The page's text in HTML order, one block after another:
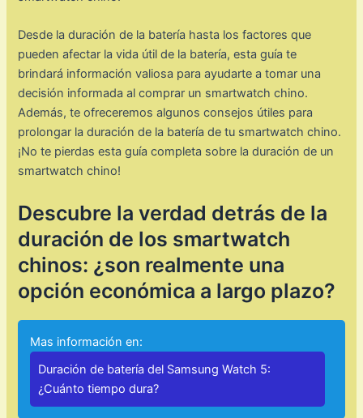
Desde la duración de la batería hasta los factores que
pueden afectar la vida útil de la batería, esta guía te
brindará información valiosa para ayudarte a tomar una
decisión informada al comprar un smartwatch chino.
Además, te ofreceremos algunos consejos útiles para
prolongar la duración de la batería de tu smartwatch chino.
¡No te pierdas esta guía completa sobre la duración de un
smartwatch chino!
Descubre la verdad detrás de la
duración de los smartwatch
chinos: ¿son realmente una
opción económica a largo plazo?
Mas información en:
Duración de batería del Samsung Watch 5:
¿Cuánto tiempo dura?